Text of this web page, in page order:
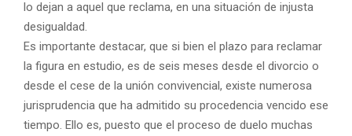
lo dejan a aquel que reclama, en una situación de injusta
desigualdad.
Es importante destacar, que si bien el plazo para reclamar
la figura en estudio, es de seis meses desde el divorcio o
desde el cese de la unión convivencial, existe numerosa
jurisprudencia que ha admitido su procedencia vencido ese
tiempo. Ello es, puesto que el proceso de duelo muchas